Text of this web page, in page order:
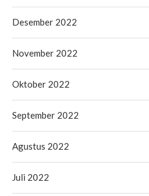
Desember 2022
November 2022
Oktober 2022
September 2022
Agustus 2022
Juli 2022